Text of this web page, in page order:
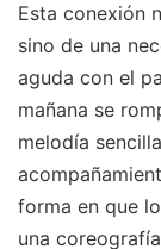
Esta conexión
sino de una
aguda con el
mañana se
melodía
forma en que
una